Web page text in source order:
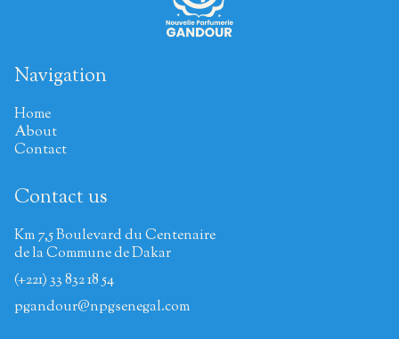
Navigation
Home
About
Contact
Contact us
Km 7,5 Boulevard du Centenaire
de la Commune de Dakar
(+221) 33 832 18 54
pgandour@npgsenegal.com